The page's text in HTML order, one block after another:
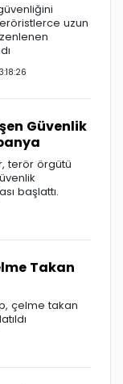
uzun
Güvenlik
terör örgütü
başlattı.
Takan
çelme takan